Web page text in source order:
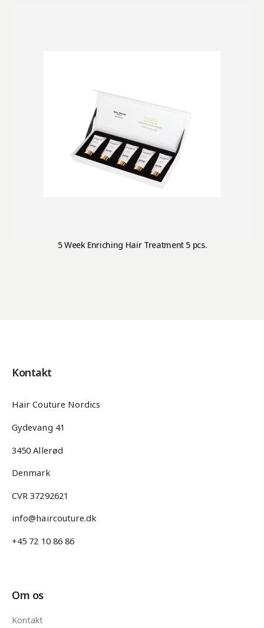
5 Week Enriching Hair Treatment 5 pcs.
Kontakt
Hair Couture Nordics
Gydevang 41
3450 Allerød
Denmark
CVR 37292621
info@haircouture.dk
+45 72 10 86 86
Om os
Kontakt